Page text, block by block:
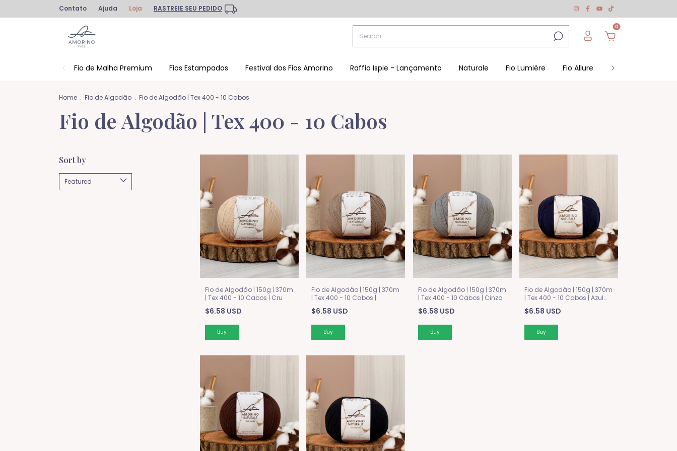
Contato Ajuda Loja RASTREIE SEU PEDIDO
0
Fio de Malha Premium Fios Estampados Festival dos Fios Amorino Raffia Ispie - Lançamento Naturale Fio Lumière Fio Allure Fio Petit
Home . Fio de Algodão . Fio de Algodão | Tex 400 - 10 Cabos
Fio de Algodão | Tex 400 - 10 Cabos
Sort by
Fio de Algodão | 150g | 370m
| Tex 400 - 10 Cabos | Cru
$6.58 USD
Fio de Algodão | 150g | 370m
| Tex 400 - 10 Cabos |
$6.58 USD
Fio de Algodão | 150g | 370m
| Tex 400 - 10 Cabos | Cinza
$6.58 USD
Fio de Algodão | 150g | 370m
| Tex 400 - 10 Cabos | Azul
$6.58 USD